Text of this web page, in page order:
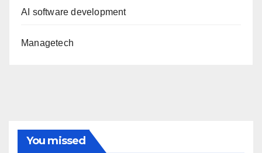
AI software development
Managetech
You missed